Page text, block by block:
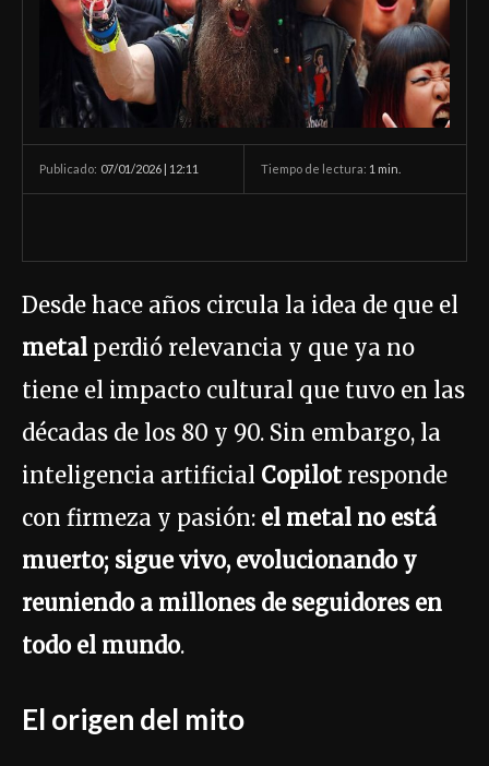
Publicado: 07/01/2026 | 12:11 Tiempo de lectura: 1 min.
Desde hace años circula la idea de que el
metal perdió relevancia y que ya no
tiene el impacto cultural que tuvo en las
décadas de los 80 y 90. Sin embargo, la
inteligencia artificial Copilotresponde
con firmeza y pasión: el metal no está
muerto; sigue vivo, evolucionando y
reuniendo a millones de seguidores en
todo el mundo.
El origen del mito